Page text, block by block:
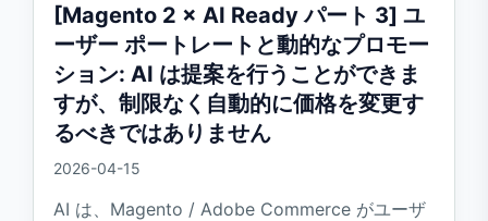
[Magento 2 × AI Ready パート 3] ユ
ーザー ポートレートと動的なプロモー
ション: AI は提案を行うことができま
すが、制限なく自動的に価格を変更す
るべきではありません
2026-04-15
AI は、Magento / Adobe Commerce がユーザ